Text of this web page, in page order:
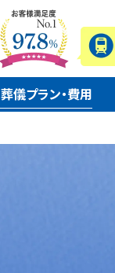
葬儀プラン・費用